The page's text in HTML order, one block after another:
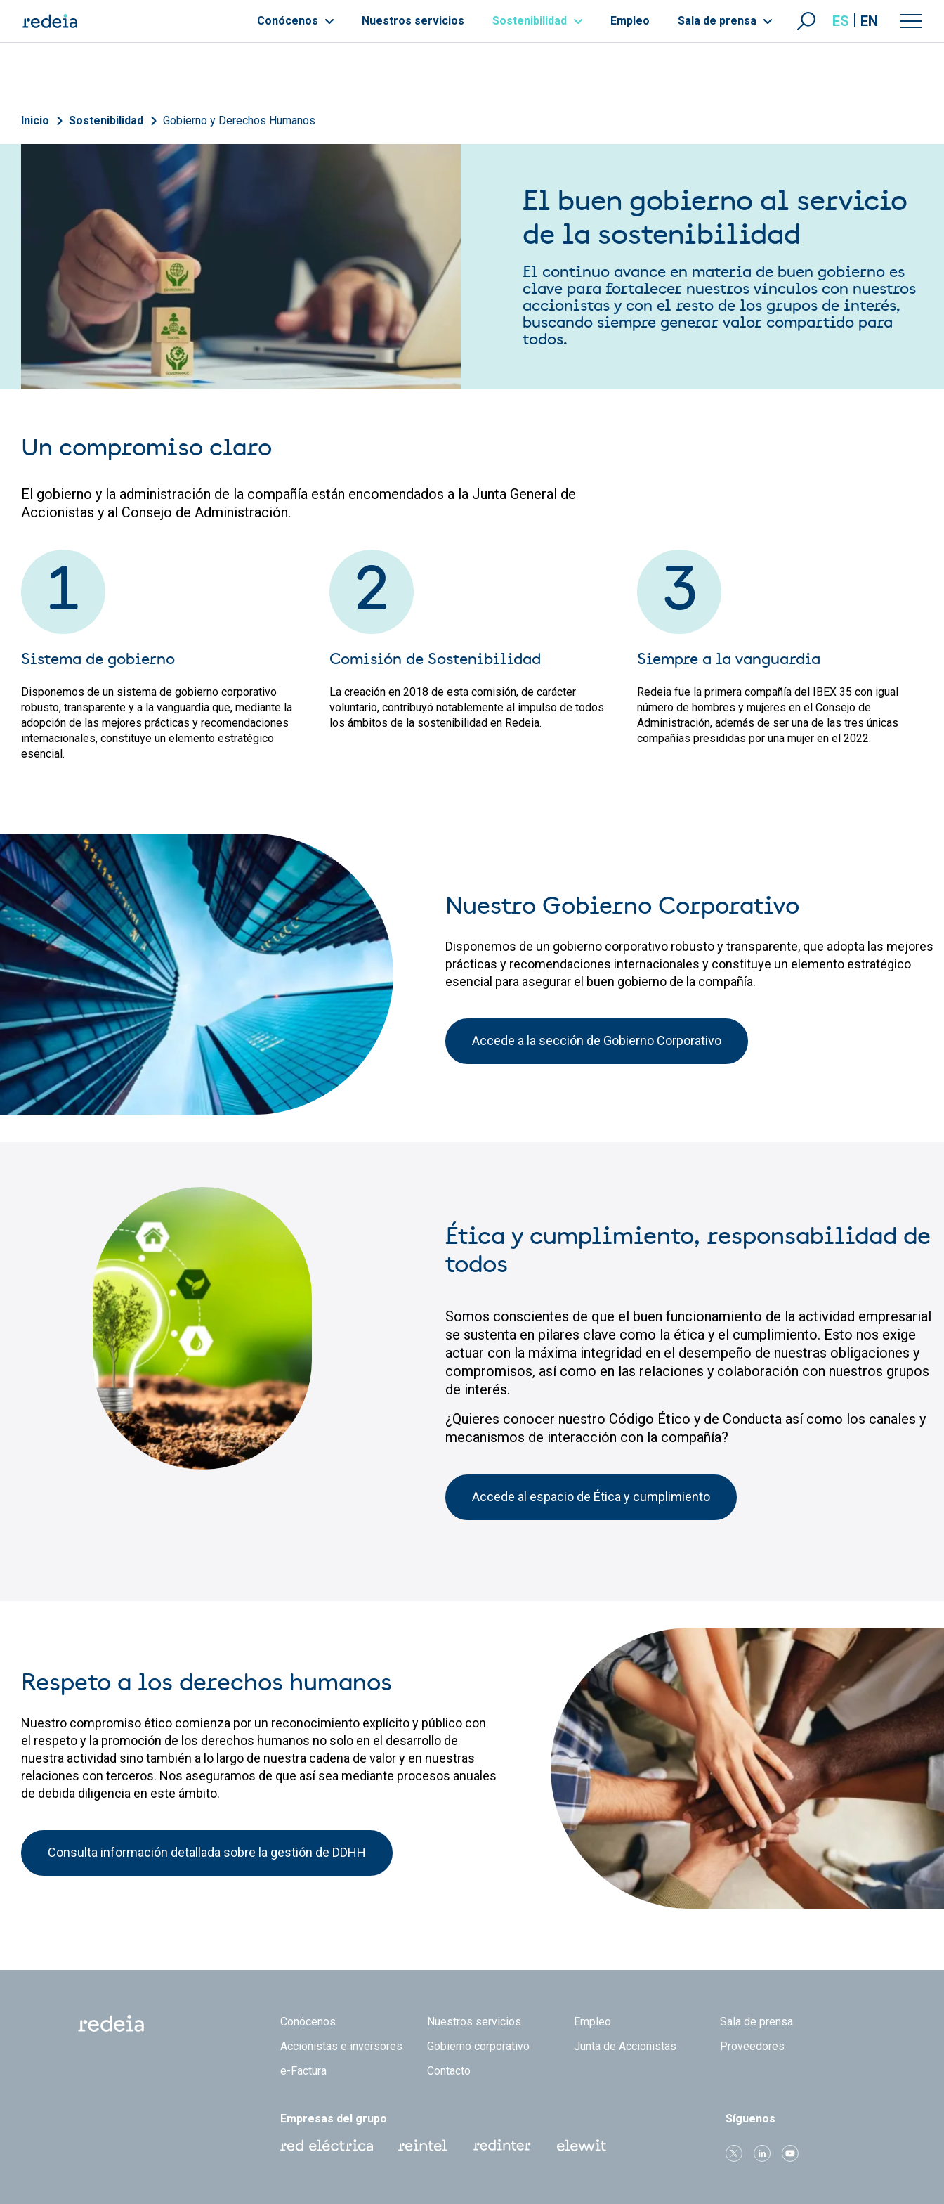
Conócenos Nuestros servicios Sostenibilidad Empleo Sala de prensa ES EN
Sobrescribir enlaces de ayuda a la navegación
Inicio Sostenibilidad Gobierno y Derechos Humanos
El buen gobierno al servicio
de la sostenibilidad
El continuo avance en materia de buen gobierno es
clave para fortalecer nuestros vínculos con nuestros
accionistas y con el resto de los grupos de interés,
buscando siempre generar valor compartido para
todos.
Un compromiso claro
El gobierno y la administración de la compañía están encomendados a la Junta General de
Accionistas y al Consejo de Administración.
1
Sistema de gobierno
Disponemos de un sistema de gobierno corporativo
robusto, transparente y a la vanguardia que, mediante la
adopción de las mejores prácticas y recomendaciones
internacionales, constituye un elemento estratégico
esencial.
2
Comisión de Sostenibilidad
La creación en 2018 de esta comisión, de carácter
voluntario, contribuyó notablemente al impulso de todos
los ámbitos de la sostenibilidad en Redeia.
3
Siempre a la vanguardia
Redeia fue la primera compañía del IBEX 35 con igual
número de hombres y mujeres en el Consejo de
Administración, además de ser una de las tres únicas
compañías presididas por una mujer en el 2022.
Nuestro Gobierno Corporativo
Disponemos de un gobierno corporativo robusto y transparente, que adopta las mejores
prácticas y recomendaciones internacionales y constituye un elemento estratégico
esencial para asegurar el buen gobierno de la compañía.
Accede a la sección de Gobierno Corporativo
Ética y cumplimiento, responsabilidad de
todos
Somos conscientes de que el buen funcionamiento de la actividad empresarial
se sustenta en pilares clave como la ética y el cumplimiento. Esto nos exige
actuar con la máxima integridad en el desempeño de nuestras obligaciones y
compromisos, así como en las relaciones y colaboración con nuestros grupos
de interés.
¿Quieres conocer nuestro Código Ético y de Conducta así como los canales y
mecanismos de interacción con la compañía?
Accede al espacio de Ética y cumplimiento
Respeto a los derechos humanos
Nuestro compromiso ético comienza por un reconocimiento explícito y público con
el respeto y la promoción de los derechos humanos no solo en el desarrollo de
nuestra actividad sino también a lo largo de nuestra cadena de valor y en nuestras
relaciones con terceros. Nos aseguramos de que así sea mediante procesos anuales
de debida diligencia en este ámbito.
Consulta información detallada sobre la gestión de DDHH
Footer TOP
Conócenos Nuestros servicios Empleo
Sala de prensa
Accionistas e inversores
Gobierno corporativo Junta de Accionistas
Proveedores
e-Factura
Contacto
Empresas del grupo Síguenos